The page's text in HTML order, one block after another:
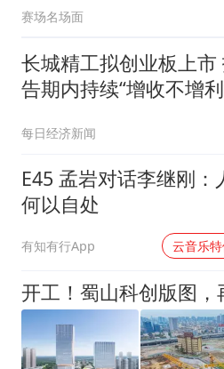
赛场名场面
长城精工拟创业板上市
告期内持续“增收不增
每日经济新闻
E45 孟岩对话李继刚：
何以自处
有知有行App 云音乐
开工！蜀山科创版图，